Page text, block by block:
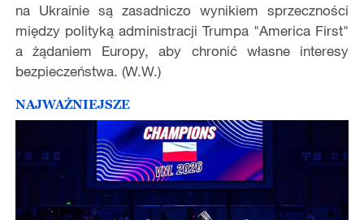
na Ukrainie są zasadniczo wynikiem sprzeczności
między polityką administracji Trumpa "America First"
a żądaniem Europy, aby chronić własne interesy
bezpieczeństwa. (W.W.)
NAJWAŻNIEJSZE